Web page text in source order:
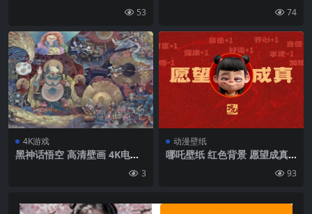
全息 全息图 再加上一双无指
Bronya Zaychik 银狼(Honk
ai:恒星轨道) 手套| 4000 x22
50
53 74
4K游戏
黑神话悟空 高清壁画 4K电脑
3
动漫壁纸
哪吒壁纸 红色背景 愿望成真
93